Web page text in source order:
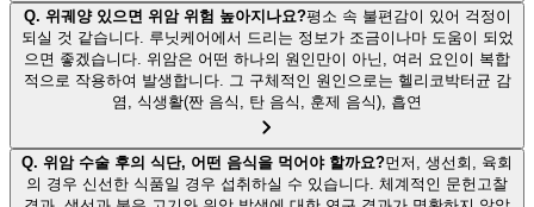
Q. 위궤양 있으면 위암 위험 높아지나요?평소 속 불편감이 있어 걱정이
되실 것 같습니다. 루닛케어에서 드리는 정보가 조금이나마 도움이 되었
으면 좋겠습니다. 위암은 어떤 하나의 원인만이 아닌, 여러 요인이 복합
적으로 작용하여 발생합니다. 그 구체적인 원인으로는 헬리코박터균 감
염, 식생활(짠 음식, 탄 음식, 훈제 음식), 흡연
Q. 위암 수술 후의 식단, 어떤 음식을 먹어야 할까요?먼저, 생선회, 육회
의 경우 신선한 식품일 경우 섭취하실 수 있습니다. 체계적인 문헌고찰